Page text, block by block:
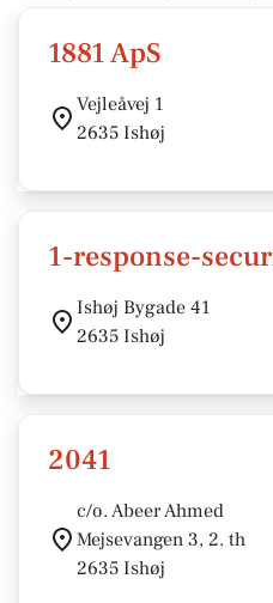
1881 ApS
Vejleåvej 1
2635 Ishøj
1-response-
Ishøj Bygade 41
2635 Ishøj
2041
c/o. Abeer Ahmed
Mejsevangen 3, 2. th
2635 Ishøj